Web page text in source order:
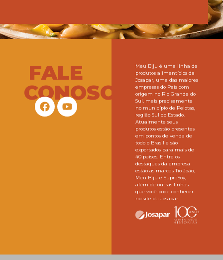
FALE
CONOSCO
Meu Biju é uma linha de
produtos alimentícios da
Josapar, uma das maiores
empresas do País com
origem no Rio Grande do
Sul, mais precisamente
no município de Pelotas,
região Sul do Estado.
Atualmente seus
produtos estão presentes
em pontos de venda de
todo o Brasil e são
exportados para mais de
40 países. Entre os
destaques da empresa
estão as marcas Tio João,
Meu Biju e SupraSoy,
além de outras linhas
que você pode conhecer
no site da Josapar.